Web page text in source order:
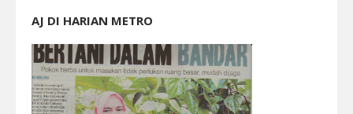
AJ DI HARIAN METRO